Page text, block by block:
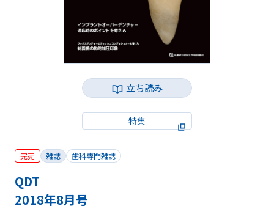
著者一覧
立ち読み
特集
完売 雑誌 歯科専門雑誌
QDT
2018年8月号